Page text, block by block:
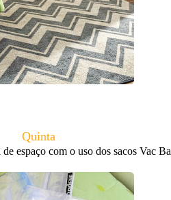
Quinta
espaço com o uso dos sacos Vac